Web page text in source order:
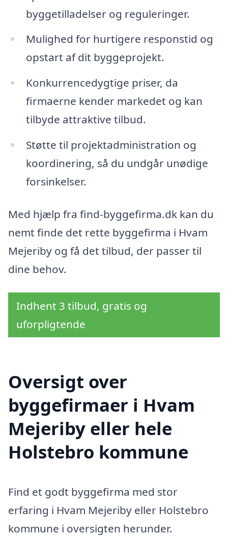
byggetilladelser og reguleringer.
Mulighed for hurtigere responstid og
opstart af dit byggeprojekt.
Konkurrencedygtige priser, da
firmaerne kender markedet og kan
tilbyde attraktive tilbud.
Støtte til projektadministration og
koordinering, så du undgår unødige
forsinkelser.
Med hjælp fra find-byggefirma.dk kan du
nemt finde det rette byggefirma i Hvam
Mejeriby og få det tilbud, der passer til
dine behov.
Indhent 3 tilbud, gratis og
uforpligtende
Oversigt over
byggefirmaer i Hvam
Mejeriby eller hele
Holstebro kommune
Find et godt byggefirma med stor
erfaring i Hvam Mejeriby eller Holstebro
kommune i oversigten herunder.